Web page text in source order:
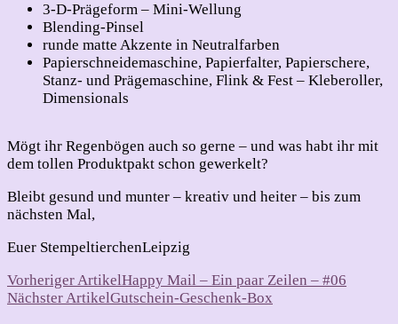
3-D-Prägeform – Mini-Wellung
Blending-Pinsel
runde matte Akzente in Neutralfarben
Papierschneidemaschine, Papierfalter, Papierschere,
Stanz- und Prägemaschine, Flink & Fest – Kleberoller,
Dimensionals
Mögt ihr Regenbögen auch so gerne – und was habt ihr mit
dem tollen Produktpakt schon gewerkelt?
Bleibt gesund und munter – kreativ und heiter – bis zum
nächsten Mal,
Euer StempeltierchenLeipzig
Beitragsnavigation
Vorheriger ArtikelHappy Mail – Ein paar Zeilen – #06
Nächster ArtikelGutschein-Geschenk-Box